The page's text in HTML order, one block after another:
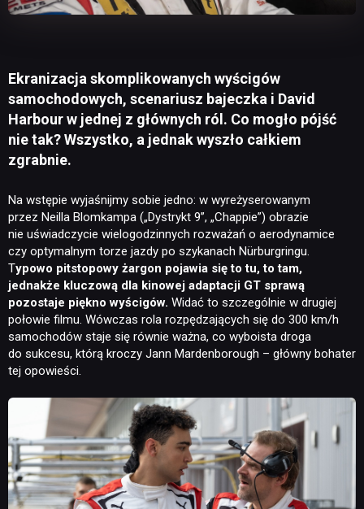
Ekranizacja skomplikowanych wyścigów
samochodowych, scenariusz bajeczka i David
Harbour w jednej z głównych ról. Co mogło pójść
nie tak? Wszystko, a jednak wyszło całkiem
zgrabnie.
Na wstępie wyjaśnijmy sobie jedno: w wyreżyserowanym
przez Neilla Blomkampa („Dystrykt 9”, „Chappie”) obrazie
nie uświadczycie wielogodzinnych rozważań o aerodynamice
czy optymalnym torze jazdy po szykanach Nürburgringu.
Typowo pitstopowy żargon pojawia się to tu, to tam,
jednakże kluczową dla kinowej adaptacji GT sprawą
pozostaje piękno wyścigów. Widać to szczególnie w drugiej
połowie filmu. Wówczas rola rozpędzających się do 300 km/h
samochodów staje się równie ważna, co wyboista droga
do sukcesu, którą kroczy Jann Mardenborough – główny bohater
tej opowieści.